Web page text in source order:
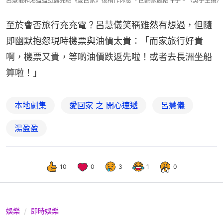
至於會否旅行充充電？呂慧儀笑稱雖然有想過，但隨
即幽默抱怨現時機票與油價太貴：「而家旅行好貴
啊，機票又貴，等啲油價跌返先啦！或者去長洲坐船
算啦！」
本地劇集 愛回家 之 開心速遞 呂慧儀
湯盈盈
10 0 3 1 0
娛樂 即時娛樂